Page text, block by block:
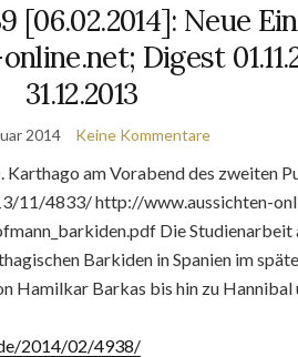
[06.02.2014]: Neue
Digest
31.12.2013
2014 Keine Kommentare
Karthago am Vorabend des zweiten
11/4833/ http://www.aussichten-
Die Studienarbeit
Barkiden in Spanien im
Hamilkar Barkas bis hin zu
2014/02/4938/